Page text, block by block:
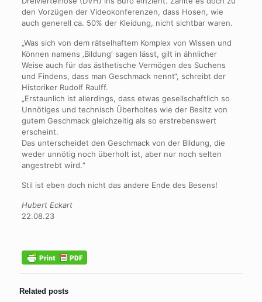
den Vorzügen der Videokonferenzen, dass Hosen, wie
auch generell ca. 50% der Kleidung, nicht sichtbar waren.
„Was sich von dem rätselhaftem Komplex von Wissen und
Können namens ‚Bildung‘ sagen lässt, gilt in ähnlicher
Weise auch für das ästhetische Vermögen des Suchens
und Findens, dass man Geschmack nennt“, schreibt der
Historiker Rudolf Raulff.
„Erstaunlich ist allerdings, dass etwas gesellschaftlich so
Unnötiges und technisch Überholtes wie der Besitz von
gutem Geschmack gleichzeitig als so erstrebenswert
erscheint.
Das unterscheidet den Geschmack von der Bildung, die
weder unnötig noch überholt ist, aber nur noch selten
angestrebt wird.“
Stil ist eben doch nicht das andere Ende des Besens!
Hubert Eckart
22.08.23
Related posts